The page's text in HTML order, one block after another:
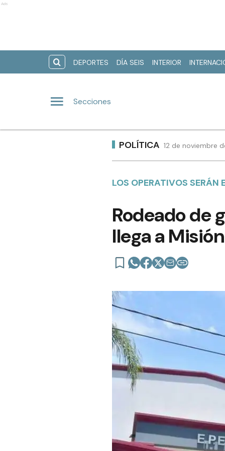
Ads
DEPORTES DÍA SEIS INTERIOR
Secciones
POLÍTICA 12 de noviembre
LOS OPERATIVOS SERÁN
Rodeado de
llega a